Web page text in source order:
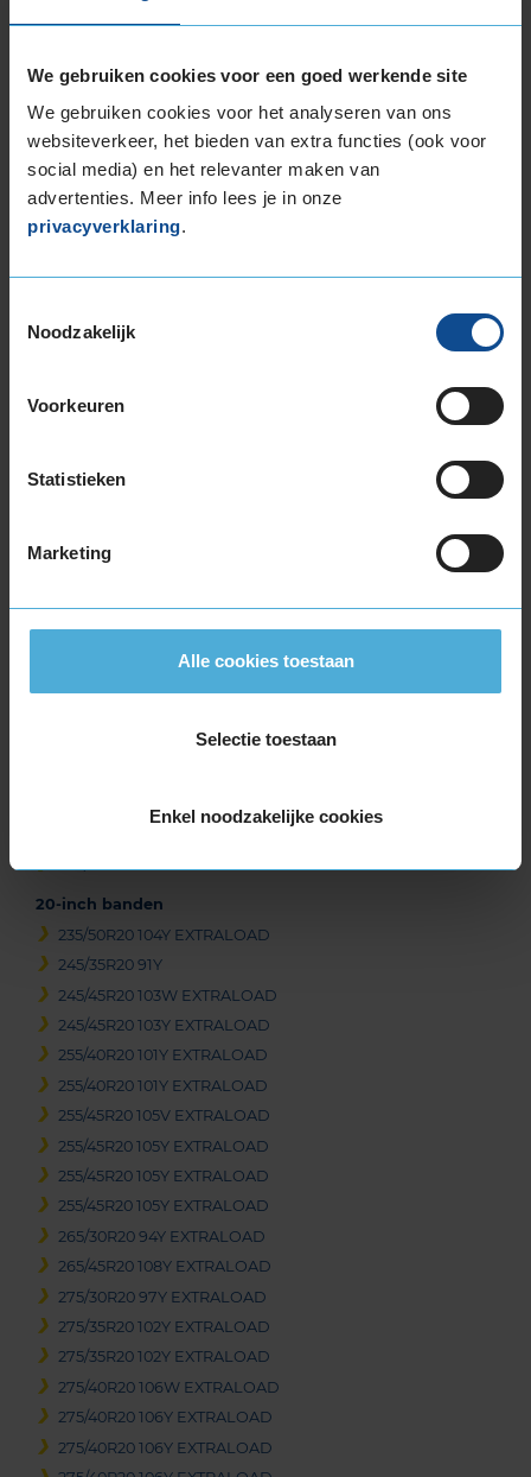
We gebruiken cookies voor een goed werkende site
We gebruiken cookies voor het analyseren van ons
websiteverkeer, het bieden van extra functies (ook voor
social media) en het relevanter maken van
advertenties. Meer info lees je in onze
privacyverklaring.
Noodzakelijk
Voorkeuren
Statistieken
Marketing
Alle cookies toestaan
Selectie toestaan
Enkel noodzakelijke cookies
225/40R18 92Y EXTRALOAD
19-inch banden
225/40R19 93W EXTRALOAD
235/35R19 91Y EXTRALOAD
235/35R19 91Y EXTRALOAD
235/35R19 91Y EXTRALOAD
235/50R19 99Y
245/50R19 105Y EXTRALOAD
255/40R19 100Y EXTRALOAD
255/50R19 107W EXTRALOAD
265/35R19 98Y EXTRALOAD
275/35R19 100Y EXTRALOAD
20-inch banden
235/50R20 104Y EXTRALOAD
245/35R20 91Y
245/45R20 103W EXTRALOAD
245/45R20 103Y EXTRALOAD
255/40R20 101Y EXTRALOAD
255/40R20 101Y EXTRALOAD
255/45R20 105V EXTRALOAD
255/45R20 105Y EXTRALOAD
255/45R20 105Y EXTRALOAD
255/45R20 105Y EXTRALOAD
265/30R20 94Y EXTRALOAD
265/45R20 108Y EXTRALOAD
275/30R20 97Y EXTRALOAD
275/35R20 102Y EXTRALOAD
275/35R20 102Y EXTRALOAD
275/40R20 106W EXTRALOAD
275/40R20 106Y EXTRALOAD
275/40R20 106Y EXTRALOAD